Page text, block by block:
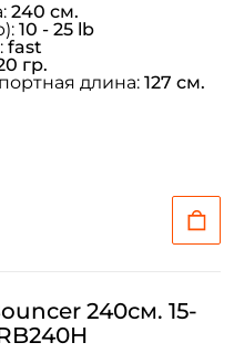
240 см.
10 - 25 lb
fast
гр.
длина: 127 см.
240см. 15-